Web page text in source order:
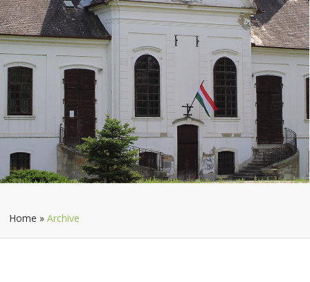
Home »Archive